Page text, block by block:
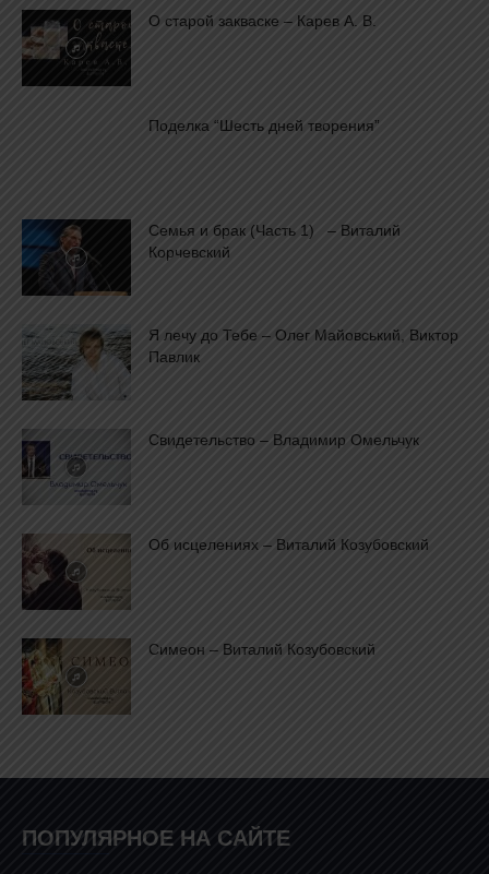
О старой закваске – Карев А. В.
Поделка “Шесть дней творения”
Семья и брак (Часть 1) – Виталий
Корчевский
Я лечу до Тебе – Олег Майовський, Виктор
Павлик
Свидетельство – Владимир Омельчук
Об исцелениях – Виталий Козубовский
Симеон – Виталий Козубовский
ПОПУЛЯРНОЕ НА САЙТЕ